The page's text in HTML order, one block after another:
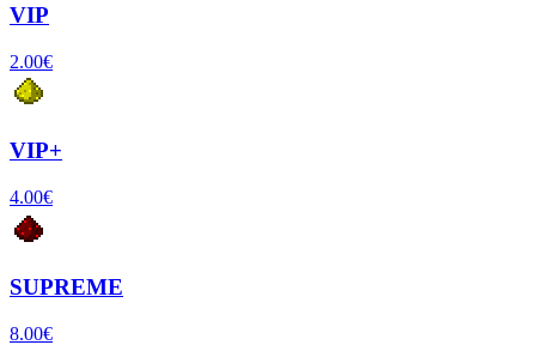
VIP
2.00€
VIP+
4.00€
SUPREME
8.00€